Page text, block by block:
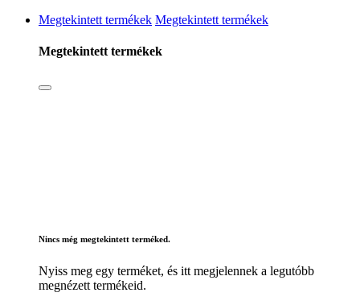
Megtekintett termékek Megtekintett termékek
Megtekintett termékek
Nincs még megtekintett terméked.
Nyiss meg egy terméket, és itt megjelennek a legutóbb
megnézett termékeid.